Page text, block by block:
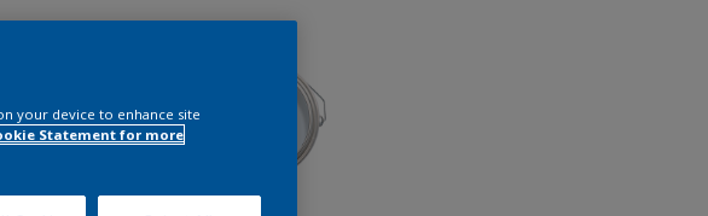
your device to enhance site
Statement for more